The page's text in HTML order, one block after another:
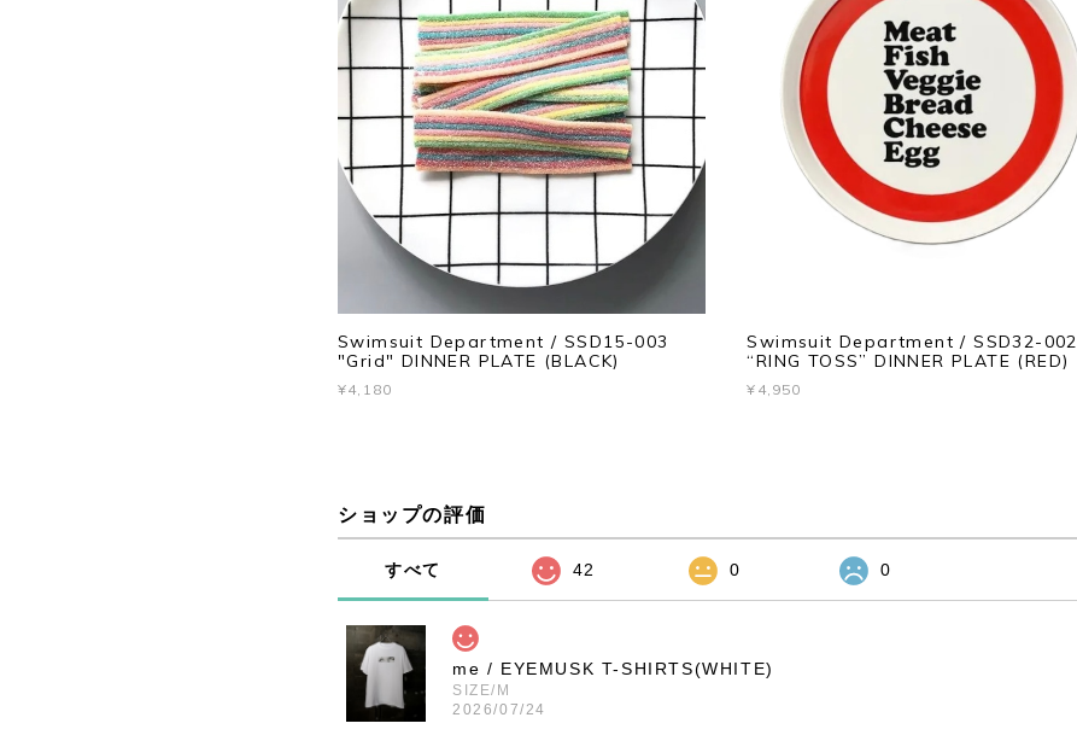
Swimsuit Department / SSD15-003
"Grid" DINNER PLATE (BLACK)
¥4,180
Swimsuit Department / SSD32-002
“RING TOSS” DINNER PLATE (RED)
¥4,950
ショップの評価
すべて 42 0 0
me / EYEMUSK T-SHIRTS(WHITE)
SIZE/M
2026/07/24